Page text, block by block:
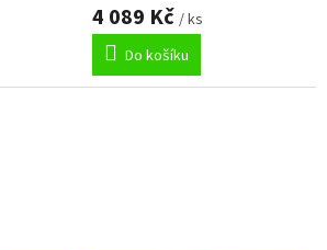
4 089 Kč / ks
Do košíku